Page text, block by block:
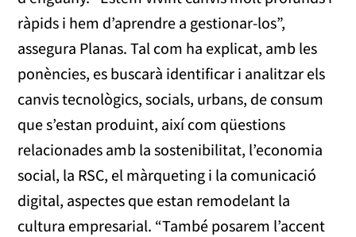
ràpids i hem d’aprendre a gestionar-los”,
assegura Planas. Tal com ha explicat, amb les
ponències, es buscarà identificar i analitzar els
canvis tecnològics, socials, urbans, de consum
que s’estan produint, així com qüestions
relacionades amb la sostenibilitat, l’economia
social, la RSC, el màrqueting i la comunicació
digital, aspectes que estan remodelant la
cultura empresarial. “També posarem l’accent